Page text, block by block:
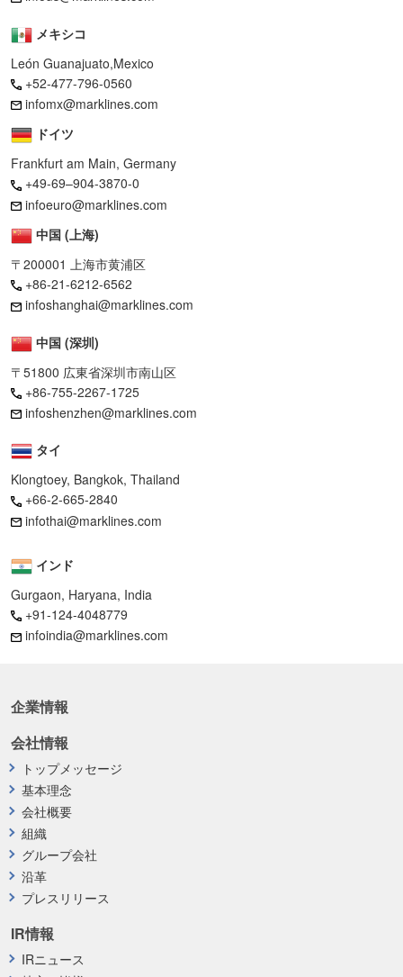
メキシコ
León Guanajuato,Mexico
+52-477-796-0560
infomx@marklines.com
ドイツ
Frankfurt am Main, Germany
+49-69–904-3870-0
infoeuro@marklines.com
中国 (上海)
〒200001 上海市黄浦区
+86-21-6212-6562
infoshanghai@marklines.com
中国 (深圳)
〒51800 広東省深圳市南山区
+86-755-2267-1725
infoshenzhen@marklines.com
タイ
Klongtoey, Bangkok, Thailand
+66-2-665-2840
infothai@marklines.com
インド
Gurgaon, Haryana, India
+91-124-4048779
infoindia@marklines.com
企業情報
会社情報
トップメッセージ
基本理念
会社概要
組織
グループ会社
沿革
プレスリリース
IR情報
IRニュース